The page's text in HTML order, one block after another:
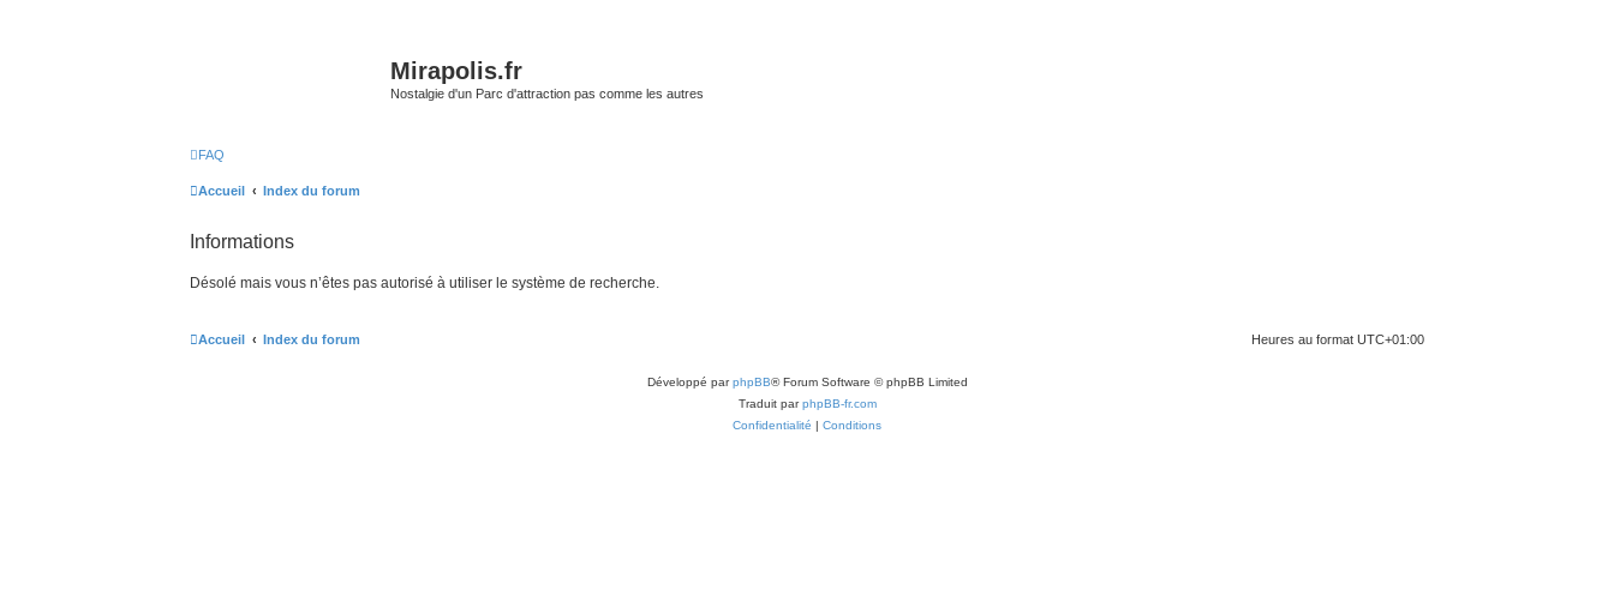
Mirapolis.fr
Nostalgie d'un Parc d'attraction pas comme les autres
FAQ
Accueil Index du forum
Informations
Désolé mais vous n’êtes pas autorisé à utiliser le système de recherche.
Accueil Index du forum Heures au format UTC+01:00
Développé parphpBB® Forum Software © phpBB Limited
Traduit parphpBB-fr.com
Confidentialité | Conditions